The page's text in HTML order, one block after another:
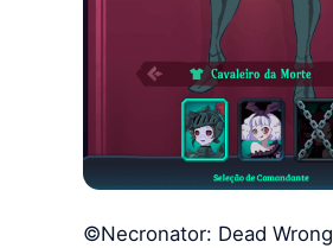
©Necronator: Dead Wrong